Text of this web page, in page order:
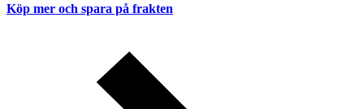
Köp mer och spara på frakten